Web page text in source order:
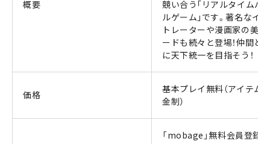
概要
競い合う｢リアルタイムバ
ルゲーム｣です。著名なイ
トレーターや漫画家の美麗
ードも続々と登場！仲間と
に天下統一を目指そう！
価格
基本プレイ無料（アイテム
金制）
「mobage」無料会員登録